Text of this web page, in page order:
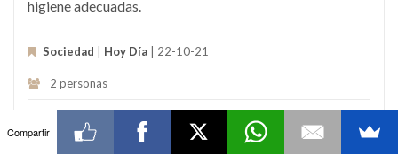
higiene adecuadas.
Sociedad Hoy Día | 22-10-21
2 personas
Compartir